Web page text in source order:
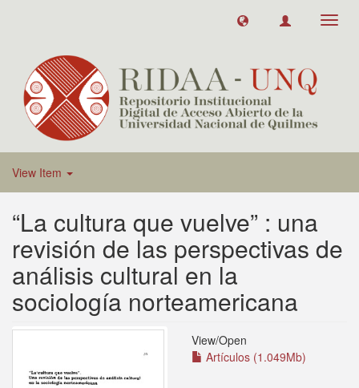
View Item
“La cultura que vuelve” : una
revisión de las perspectivas de
análisis cultural en la
sociología norteamericana
View/Open
Artículos (1.049Mb)